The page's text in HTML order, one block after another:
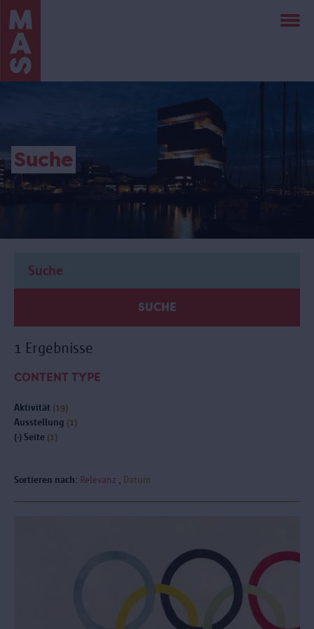
Direkt
zum
Inhalt
Suche
SUCHE
1 Ergebnisse
CONTENT TYPE
Aktivität (19)
Ausstellung (1)
(-) Seite (1)
Sortieren nach: Relevanz Datum